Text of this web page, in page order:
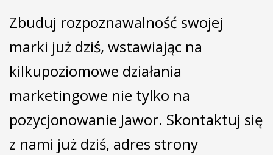
Zbuduj rozpoznawalność swojej
marki już dziś, wstawiając na
kilkupoziomowe działania
marketingowe nie tylko na
pozycjonowanie Jawor. Skontaktuj się
z nami już dziś, adres strony